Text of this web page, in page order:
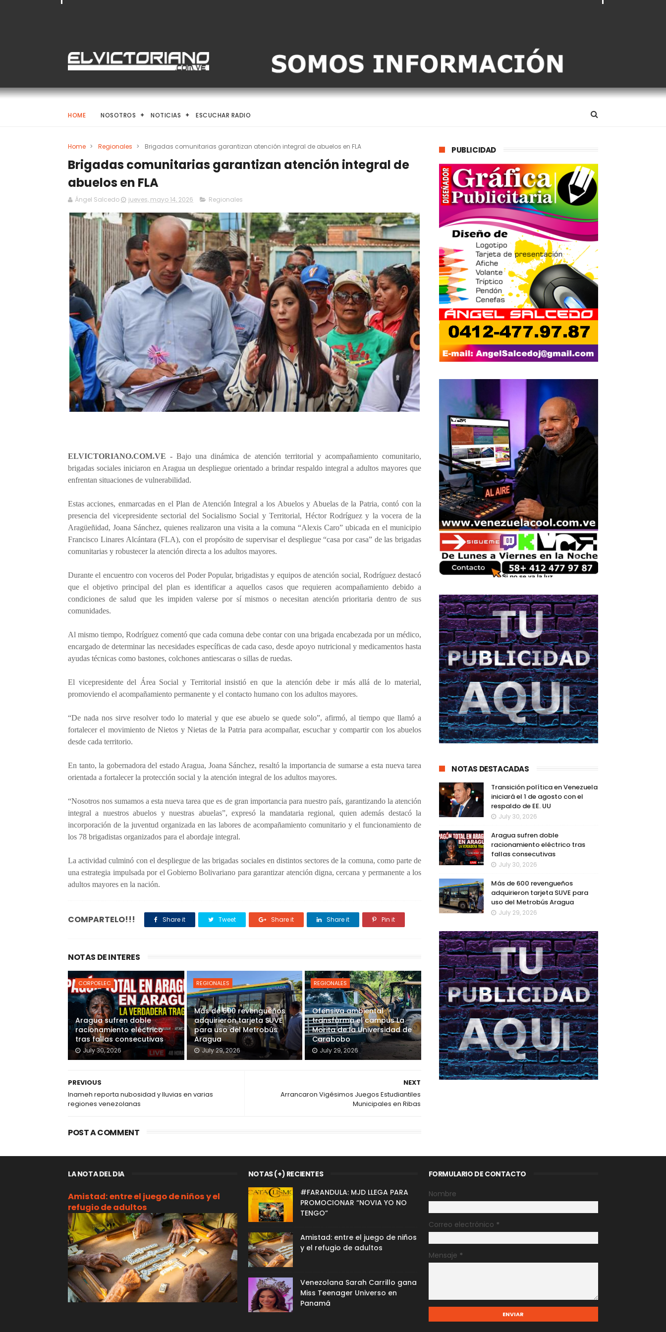
HOME NOSOTROS NOTICIAS ESCUCHAR RADIO
Home > Regionales > Brigadas comunitarias garantizan atención integral de abuelos en FLA
Brigadas comunitarias garantizan atención integral de
abuelos en FLA
Ángel Salcedo jueves, mayo 14, 2026 Regionales
ELVICTORIANO.COM.VE -Bajo una dinámica de atención territorial y acompañamiento comunitario,
brigadas sociales iniciaron en Aragua un despliegue orientado a brindar respaldo integral a adultos mayores que
enfrentan situaciones de vulnerabilidad.
Estas acciones, enmarcadas en el Plan de Atención Integral a los Abuelos y Abuelas de la Patria, contó con la
presencia del vicepresidente sectorial del Socialismo Social y Territorial, Héctor Rodríguez y la vocera de la
Aragüeñidad, Joana Sánchez, quienes realizaron una visita a la comuna “Alexis Caro” ubicada en el municipio
Francisco Linares Alcántara (FLA), con el propósito de supervisar el despliegue “casa por casa” de las brigadas
comunitarias y robustecer la atención directa a los adultos mayores.
Durante el encuentro con voceros del Poder Popular, brigadistas y equipos de atención social, Rodríguez destacó
que el objetivo principal del plan es identificar a aquellos casos que requieren acompañamiento debido a
condiciones de salud que les impiden valerse por sí mismos o necesitan atención prioritaria dentro de sus
comunidades.
Al mismo tiempo, Rodríguez comentó que cada comuna debe contar con una brigada encabezada por un médico,
encargado de determinar las necesidades específicas de cada caso, desde apoyo nutricional y medicamentos hasta
ayudas técnicas como bastones, colchones antiescaras o sillas de ruedas.
El vicepresidente del Área Social y Territorial insistió en que la atención debe ir más allá de lo material,
promoviendo el acompañamiento permanente y el contacto humano con los adultos mayores.
“De nada nos sirve resolver todo lo material y que ese abuelo se quede solo”, afirmó, al tiempo que llamó a
fortalecer el movimiento de Nietos y Nietas de la Patria para acompañar, escuchar y compartir con los abuelos
desde cada territorio.
En tanto, la gobernadora del estado Aragua, Joana Sánchez, resaltó la importancia de sumarse a esta nueva tarea
orientada a fortalecer la protección social y la atención integral de los adultos mayores.
“Nosotros nos sumamos a esta nueva tarea que es de gran importancia para nuestro país, garantizando la atención
integral a nuestros abuelos y nuestras abuelas”, expresó la mandataria regional, quien además destacó la
incorporación de la juventud organizada en las labores de acompañamiento comunitario y el funcionamiento de
los 78 brigadistas organizados para el abordaje integral.
La actividad culminó con el despliegue de las brigadas sociales en distintos sectores de la comuna, como parte de
una estrategia impulsada por el Gobierno Bolivariano para garantizar atención digna, cercana y permanente a los
adultos mayores en la nación.
COMPARTELO!!! Share it Tweet Share it Share it Pin it
NOTAS DE INTERES
CORPOELEC
Aragua sufren doble
racionamiento eléctrico
tras fallas consecutivas
July 30, 2026
REGIONALES
Más de 600 revengueños
adquirieron tarjeta SUVE
para uso del Metrobús
Aragua
July 29, 2026
REGIONALES
Ofensiva ambiental
transforma el campus La
Morita de la Universidad de
Carabobo
July 29, 2026
NEXT
Arrancaron Vigésimos Juegos Estudiantiles
Municipales en Ribas
PREVIOUS
Inameh reporta nubosidad y lluvias en varias
regiones venezolanas
POST A COMMENT
PUBLICIDAD
NOTAS DESTACADAS
Transición política en Venezuela
iniciará el 1 de agosto con el
respaldo de EE. UU
July 30, 2026
Aragua sufren doble
racionamiento eléctrico tras
fallas consecutivas
July 30, 2026
Más de 600 revengueños
adquirieron tarjeta SUVE para
uso del Metrobús Aragua
July 29, 2026
LA NOTA DEL DIA
Amistad: entre el juego de niños y el
refugio de adultos
NOTAS (+) RECIENTES
#FARANDULA: MJD LLEGA PARA
PROMOCIONAR “NOVIA YO NO
TENGO”
Amistad: entre el juego de niños
y el refugio de adultos
Venezolana Sarah Carrillo gana
Miss Teenager Universo en
Panamá
FORMULARIO DE CONTACTO
Nombre
Correo electrónico *
Mensaje *